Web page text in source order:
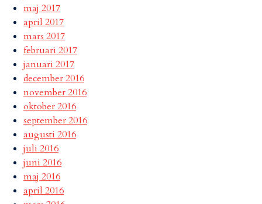
maj 2017
april 2017
mars 2017
februari 2017
januari 2017
december 2016
november 2016
oktober 2016
september 2016
augusti 2016
juli 2016
juni 2016
maj 2016
april 2016